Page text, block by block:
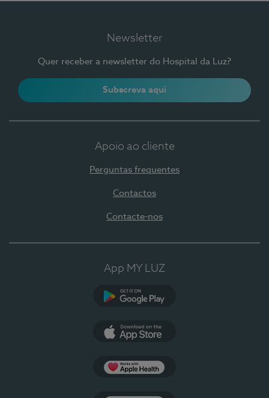
Newsletter
Quer receber a newsletter do Hospital da Luz?
Subscreva aqui
Apoio ao cliente
Perguntas frequentes
Contactos
Contacte-nos
App MY LUZ